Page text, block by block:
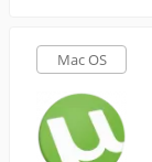
Mac OS